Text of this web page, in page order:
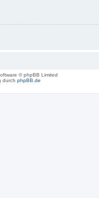
© phpBB Limited
durch phpBB.de